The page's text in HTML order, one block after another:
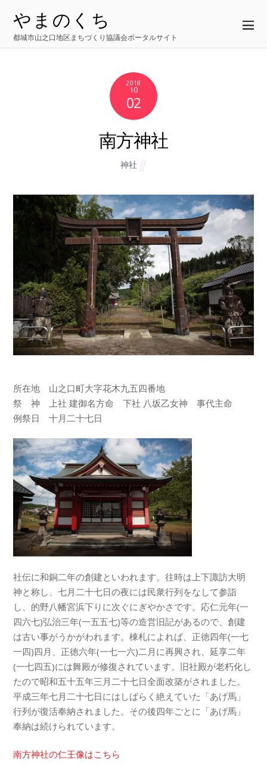
やまのくち
都城市山之口地区まちづくり協議会ポータルサイト
2018
10
02
南方神社
神社
所在地 山之口町大字花木九五四番地
祭 神 上社 建御名方命 下社 八坂乙女神 事代主命
例祭日 十月二十七日
社伝に和銅二年の創建といわれます。往時は上下諏訪大明
神と称し、七月二十七日の夜には民衆行列をなして参詣
し、的野八幡宮浜下りに次ぐにぎやかさです。応仁元年(一
四六七)弘治三年(一五五七)等の造営旧記があるので、創建
は古い事がうかがわれます。棟札によれば、正徳四年(一七
一四)四月、正徳六年(一七一六)二月に再興され、延享二年
(一七四五)には舞殿が修復されています。旧社殿が老朽化し
たので昭和五十五年三月二十七日全面改築がされました。
平成三年七月二十七日にはしばらく絶えていた「あげ馬」
行列が復活奉納されました。その後四年ごとに「あげ馬」
奉納は続けられています。
南方神社の仁王像はこちら